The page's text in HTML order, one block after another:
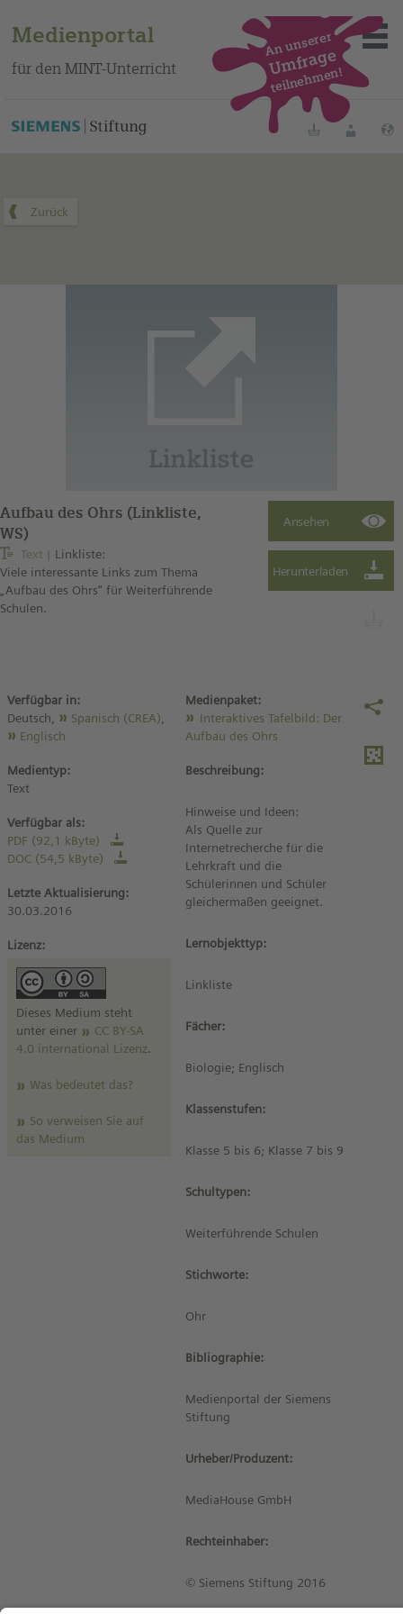
Medienportal
für den MINT-Unterricht
Über das Portal
Merklisten
An unserer
Umfrage
teilnehmen!
Aufbau des Ohrs (Linkliste,
WS)
Text
Linkliste:
Viele interessante Links zum Thema
„Aufbau des Ohrs“ für Weiterführende
Schulen.
Verfügbar in:
Deutsch,
Spanisch (CREA)
Englisch
Medientyp:
Text
Verfügbar als:
PDF (92,1 kByte)
DOC (54,5 kByte)
Letzte Aktualisierung:
30.03.2016
Lizenz:
Dieses Medium steht
unter einer
CC BY-SA
4.0 international Lizenz.
Was bedeutet das?
So verweisen Sie auf
das Medium
Medienpaket:
Interaktives Tafelbild: Der
Aufbau des Ohrs
Beschreibung:
Hinweise und Ideen:
Als Quelle zur
Internetrecherche für die
Lehrkraft und die
Schülerinnen und Schüler
gleichermaßen geeignet.
Lernobjekttyp:
Linkliste
Fächer:
Biologie; Englisch
Klassenstufen:
Klasse 5 bis 6; Klasse 7 bis 9
Schultypen:
Weiterführende Schulen
Stichworte:
Ohr
Bibliographie:
Medienportal der Siemens
Stiftung
Urheber/Produzent:
MediaHouse GmbH
Rechteinhaber:
© Siemens Stiftung 2016
Dieses Medium finden Sie auf unserem spanischen